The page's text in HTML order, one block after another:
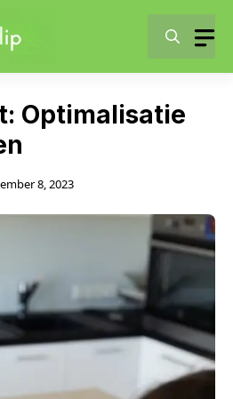
Optimalisatie
8, 2023